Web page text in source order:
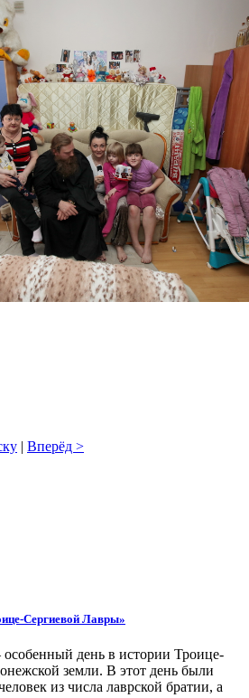
| Вперёд >
Сергиевой Лавры»
день в истории Троице-
земли. В этот день были
из числа лаврской братии, а